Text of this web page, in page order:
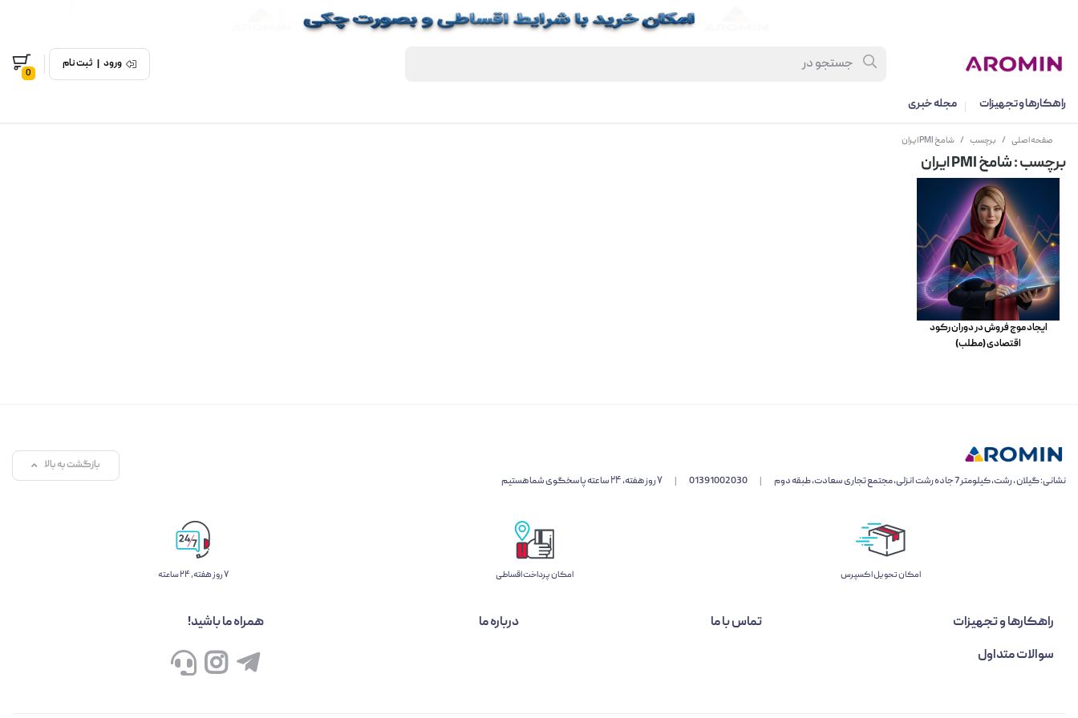
ورود | ثبت نام
0
راهکارها و تجهیزات مجله خبری
صفحه اصلی / برچسب / شامخ PMI ایران
برچسب: شامخ PMI ایران
ایجاد موج فروش در دوران رکود
اقتصادی (مطلب)
نشانی: گیلان ، رشت، کیلومتر 7 جاده رشت انزلی، مجتمع تجاری سعادت، طبقه دوم |
01391002030
| ۷ روز هفته، ۲۴ ساعته پاسخگوی شما هستیم
بازگشت به بالا
اﻣﮑﺎن ﺗﺤﻮﯾﻞ اﮐﺴﭙﺮس امکان پرداخت اقساطی ۷ روز ﻫﻔﺘﻪ، ۲۴ ﺳﺎﻋﺘﻪ
راهکارها و تجهیزات تماس با ما
درباره ما
سوالات متداول
همراه ما باشید!